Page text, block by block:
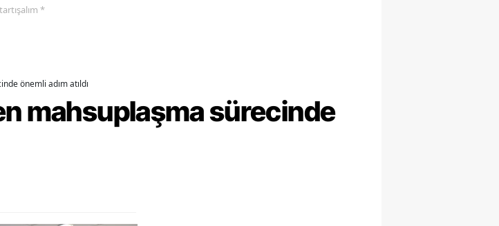
*
önemli adım atıldı
mahsuplaşma sürecinde